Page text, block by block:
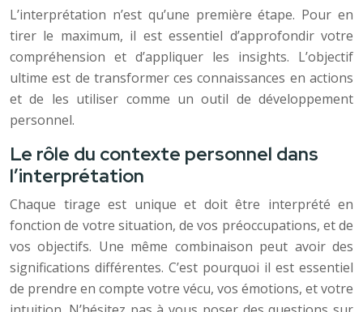
L’interprétation n’est qu’une première étape. Pour en
tirer le maximum, il est essentiel d’approfondir votre
compréhension et d’appliquer les insights. L’objectif
ultime est de transformer ces connaissances en actions
et de les utiliser comme un outil de développement
personnel.
Le rôle du contexte personnel dans
l’interprétation
Chaque tirage est unique et doit être interprété en
fonction de votre situation, de vos préoccupations, et de
vos objectifs. Une même combinaison peut avoir des
significations différentes. C’est pourquoi il est essentiel
de prendre en compte votre vécu, vos émotions, et votre